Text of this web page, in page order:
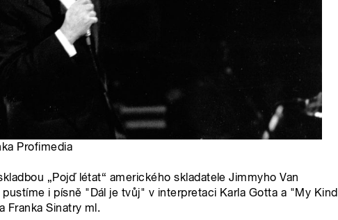
Profimedia
„Pojď létat“ amerického skladatele Jimmyho Van
i písně "Dál je tvůj" v interpretaci Karla Gotta a "My Kind
Franka Sinatry ml.